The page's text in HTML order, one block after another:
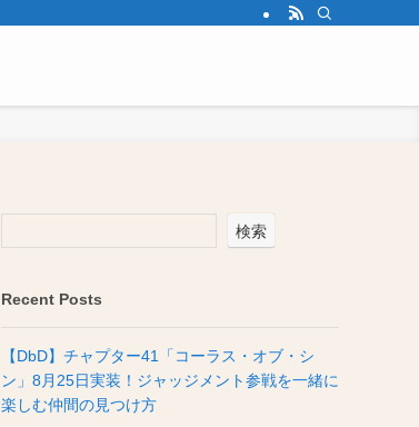
検索
Recent Posts
【DbD】チャプター41「コーラス・オブ・シ
ン」8月25日実装！ジャッジメント参戦を一緒に
楽しむ仲間の見つけ方